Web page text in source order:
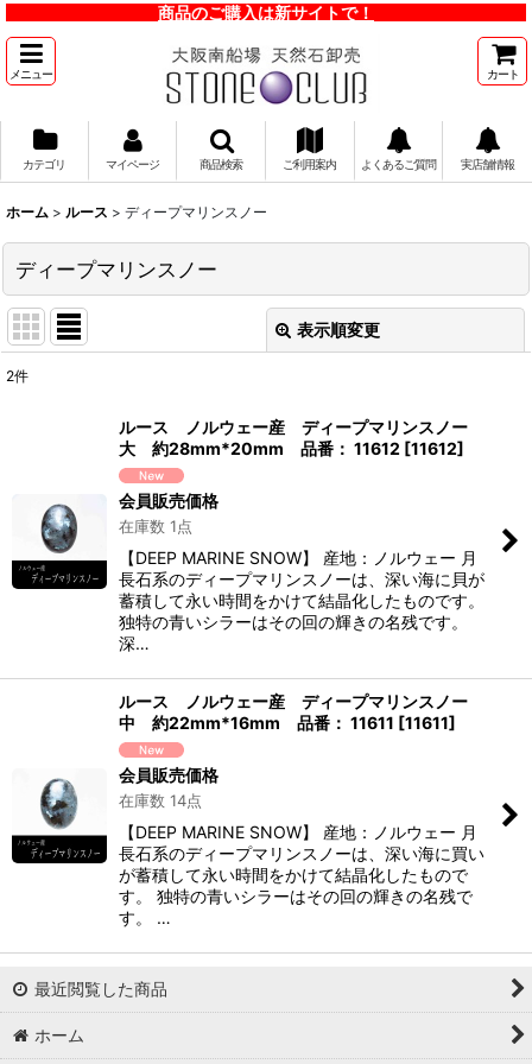
商品のご購入は新サイトで！
メニュー カート
カテゴリ マイページ 商品検索 ご利用案内 よくあるご質問 実店舗情報
ホーム > ルース > ディープマリンスノー
ディープマリンスノー
表示順変更
2件
ルース ノルウェー産 ディープマリンスノー
大 約28mm*20mm 品番： 11612 [11612]
会員販売価格
在庫数 1点
【DEEP MARINE SNOW】 産地：ノルウェー 月
長石系のディープマリンスノーは、深い海に貝が
蓄積して永い時間をかけて結晶化したものです。
独特の青いシラーはその回の輝きの名残です。
深…
ルース ノルウェー産 ディープマリンスノー
中 約22mm*16mm 品番： 11611 [11611]
会員販売価格
在庫数 14点
【DEEP MARINE SNOW】 産地：ノルウェー 月
長石系のディープマリンスノーは、深い海に買い
が蓄積して永い時間をかけて結晶化したもので
す。 独特の青いシラーはその回の輝きの名残で
す。 …
最近閲覧した商品
ホーム